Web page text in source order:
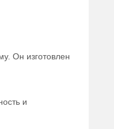
Он изготовлен
и